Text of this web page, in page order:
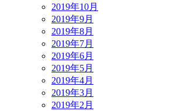
2019年10月
2019年9月
2019年8月
2019年7月
2019年6月
2019年5月
2019年4月
2019年3月
2019年2月